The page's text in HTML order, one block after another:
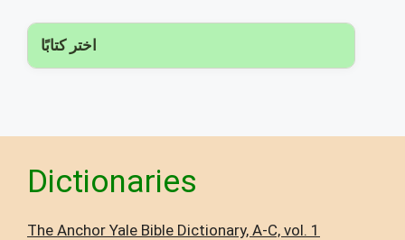
اختر كتابًا
Dictionaries
The Anchor Yale Bible Dictionary, A-C, vol. 1